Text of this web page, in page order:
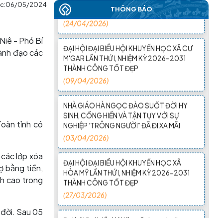
06/05/2024
- Phó Bí
đạo các
tỉnh có
lớp xóa
bằng tiền,
cao trong
Sau 05
THÔNG BÁO
(24/04/2026)
ĐẠI HỘI ĐẠI BIỂU HỘI KHUYẾN HỌC XÃ CƯ
M'GAR LẦN THỨ I, NHIỆM KỲ 2026–2031
THÀNH CÔNG TỐT ĐẸP
(09/04/2026)
NHÀ GIÁO HÀ NGỌC ĐÀO SUỐT ĐỜI HY
SINH, CỐNG HIẾN VÀ TẬN TỤY VỚI SỰ
NGHIỆP ‘TRÔNG NGƯỜI” ĐÃ ĐI XA MÃI
(03/04/2026)
ĐẠI HỘI ĐẠI BIỂU HỘI KHUYẾN HỌC XÃ
HÒA MỸ LẦN THỨ I, NHIỆM KỲ 2026-2031
THÀNH CÔNG TỐT ĐẸP
(27/03/2026)
Đại hội Đại biểu Hội Khuyến học phường